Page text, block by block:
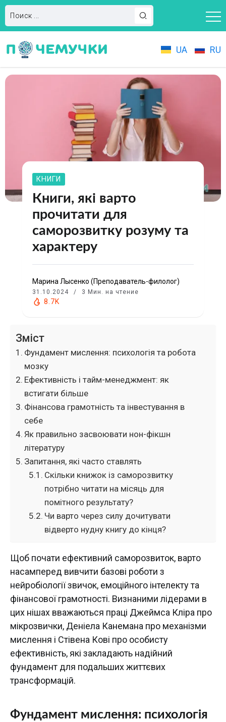
UA RU
КНИГИ
Книги, які варто
прочитати для
саморозвитку розуму та
характеру
Марина Лысенко (Преподаватель-филолог)
31.10.2024 3 Мин. на чтение
8.7K
Зміст
Фундамент мислення: психологія та робота
мозку
Ефективність і тайм-менеджмент: як
встигати більше
Фінансова грамотність та інвестування в
себе
Як правильно засвоювати нон-фікшн
літературу
Запитання, які часто ставлять
Скільки книжок із саморозвитку
потрібно читати на місяць для
помітного результату?
Чи варто через силу дочитувати
відверто нудну книгу до кінця?
Щоб почати ефективний саморозвиток, варто
насамперед вивчити базові роботи з
нейробіології звичок, емоційного інтелекту та
фінансової грамотності. Визнаними лідерами в
цих нішах вважаються праці Джеймса Кліра про
мікрозвички, Деніела Канемана про механізми
мислення і Стівена Кові про особисту
ефективність, які закладають надійний
фундамент для подальших життєвих
трансформацій.
Фундамент мислення: психологія